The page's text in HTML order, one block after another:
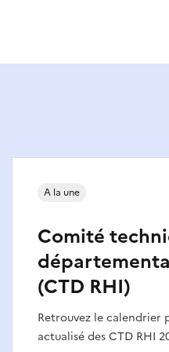
de la page dans le presse-
Comité
(CTD RHI)
Retrouvez le calendrier
actualisé des CTD RHI
A la une